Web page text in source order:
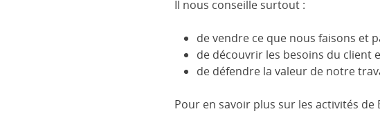
Il nous conseille surtout :
de vendre ce que nous faisons et
de découvrir les besoins du client
de défendre la valeur de notre
Pour en savoir plus sur les activités